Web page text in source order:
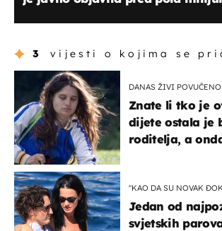
3 vijesti o kojima se
DANAS ŽIVI POVUČENO
Znate li tko je
dijete ostala je
roditelja, a
"KAO DA SU NOVAK
Jedan od
svjetskih